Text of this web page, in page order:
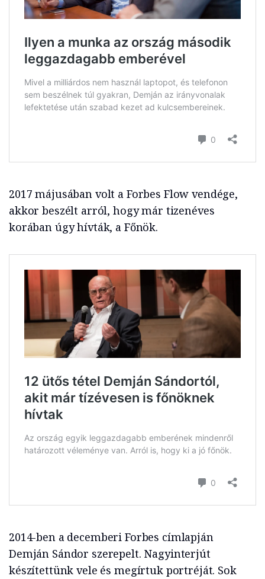
2017 májusában volt a Forbes Flow vendége,
akkor beszélt arról, hogy már tizenéves
korában úgy hívták, a Főnök.
2014-ben a decemberi Forbes címlapján
Demján Sándor szerepelt. Nagyinterjút
készítettünk vele és megírtuk portréját. Sok